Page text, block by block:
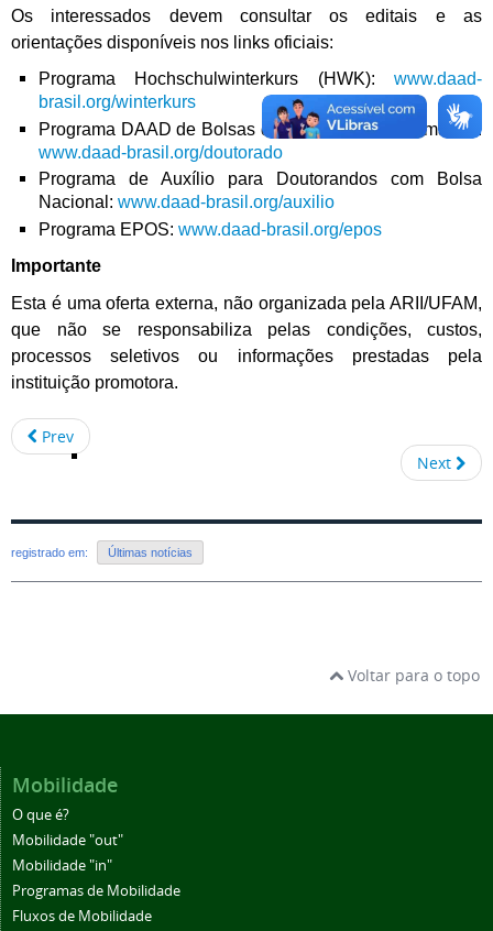
Os interessados devem consultar os editais e as
orientações disponíveis nos links oficiais:
Programa Hochschulwinterkurs (HWK): www.daad-
brasil.org/winterkurs
Programa DAAD de Bolsas de Doutorado na Alemanha:
www.daad-brasil.org/doutorado
Programa de Auxílio para Doutorandos com Bolsa
Nacional: www.daad-brasil.org/auxilio
Programa EPOS: www.daad-brasil.org/epos
Importante
Esta é uma oferta externa, não organizada pela ARII/UFAM,
que não se responsabiliza pelas condições, custos,
processos seletivos ou informações prestadas pela
instituição promotora.
Prev
Next
registrado em: Últimas notícias
Voltar para o topo
Mobilidade
O que é?
Mobilidade "out"
Mobilidade "in"
Programas de Mobilidade
Fluxos de Mobilidade